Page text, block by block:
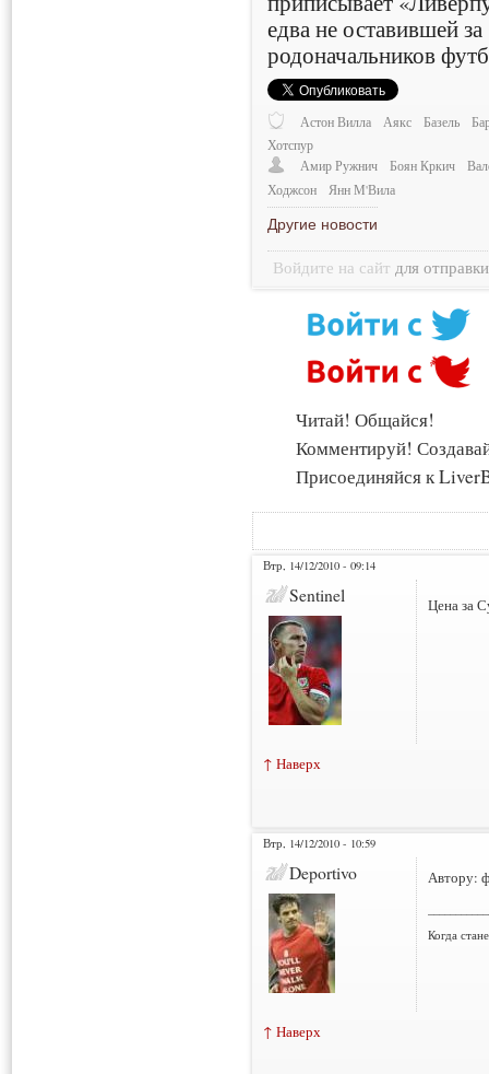
едва не оставившей
родоначальников
Астон Вилла Аякс Базель
Хотспур
Амир Ружнич
Боян Кркич
Ходжсон
Янн М'Вила
Другие новости
Войдите на сайт для
Читай! Общайся!
Комментируй!
Присоединяйся к
Втр, 14/12/2010 - 09:14
Sentinel Цена за
↑ Наверх
Втр, 14/12/2010 - 10:59
Deportivo Автору:
Когда
↑ Наверх